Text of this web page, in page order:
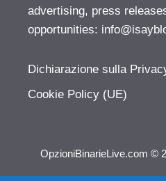
advertising, press
opportunities:
Dichiarazione sulla
Cookie Policy (UE)
OpzioniBinarieLive.com ©